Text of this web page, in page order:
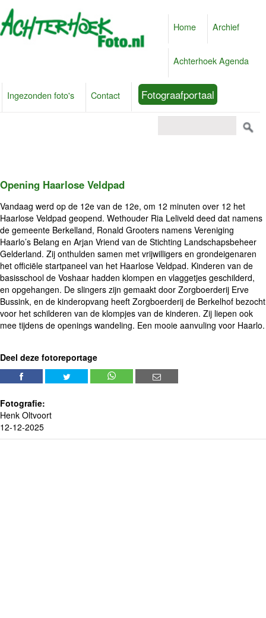
Home Archief
Achterhoek Agenda
Ingezonden foto's Contact Fotograafportaal
Opening Haarlose Veldpad
Vandaag werd op de 12e van de 12e, om 12 minuten over 12 het
Haarlose Veldpad geopend. Wethouder Ria Leliveld deed dat namens
de gemeente Berkelland, Ronald Grooters namens Vereniging
Haarlo’s Belang en Arjan Vriend van de Stichting Landschapsbeheer
Gelderland. Zij onthulden samen met vrijwilligers en grondeigenaren
het officiële startpaneel van het Haarlose Veldpad. Kinderen van de
basisschool de Voshaar hadden klompen en vlaggetjes geschilderd,
en opgehangen. De slingers zijn gemaakt door Zorgboerderij Erve
Bussink, en de kinderopvang heeft Zorgboerderij de Berkelhof bezocht
voor het schilderen van de klompjes van de kinderen. Zij liepen ook
mee tijdens de openings wandeling. Een mooie aanvuling voor Haarlo.
Deel deze fotoreportage
Fotografie:
Henk Oltvoort
12-12-2025